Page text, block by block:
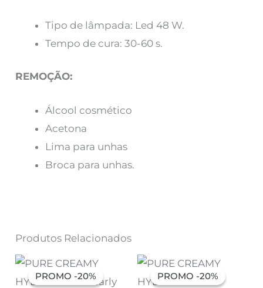
Tipo de lâmpada: Led 48 W.
Tempo de cura: 30-60 s.
REMOÇÃO:
Álcool cosmético
Acetona
Lima para unhas
Broca para unhas.
Produtos Relacionados
PROMO -20%
PROMO -20%
O
preço
original
O
preço
atual
PROMO -20%
PROMO -20%
O
preço
original
O
preço
atual